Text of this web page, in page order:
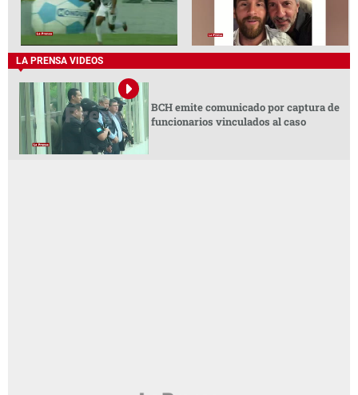
LA PRENSA VIDEOS
BCH emite comunicado por captura de
funcionarios vinculados al caso